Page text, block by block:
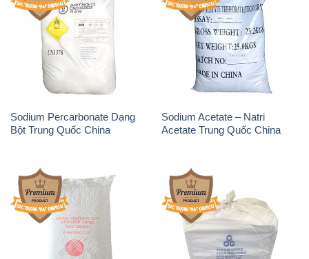
Sodium Percarbonate Dạng
Bột Trung Quốc China
Sodium Acetate – Natri
Acetate Trung Quốc China